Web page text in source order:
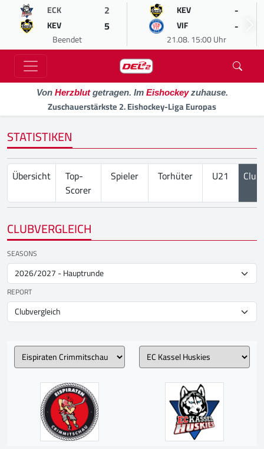
ECK 2
KEV 5
Beendet
KEV -
VIF -
21.08. 15:00 Uhr
Von Herzblutgetragen. Im Eishockeyzuhause.
Zuschauerstärkste 2. Eishockey-Liga Europas
STATISTIKEN
Übersicht
Top-
Scorer
Spieler Torhüter U21
CLUBVERGLEICH
SEASONS
REPORT